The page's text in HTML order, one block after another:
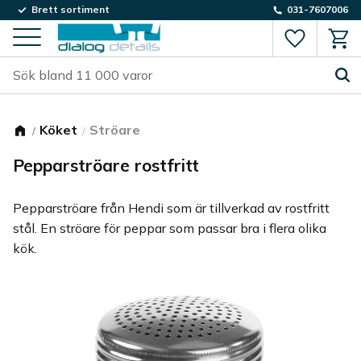
Meny
Brett sortiment 031-7607006
Köket Ströare
Pepparströare rostfritt
Pepparströare från Hendi som är tillverkad av rostfritt
stål. En ströare för peppar som passar bra i flera olika
kök.